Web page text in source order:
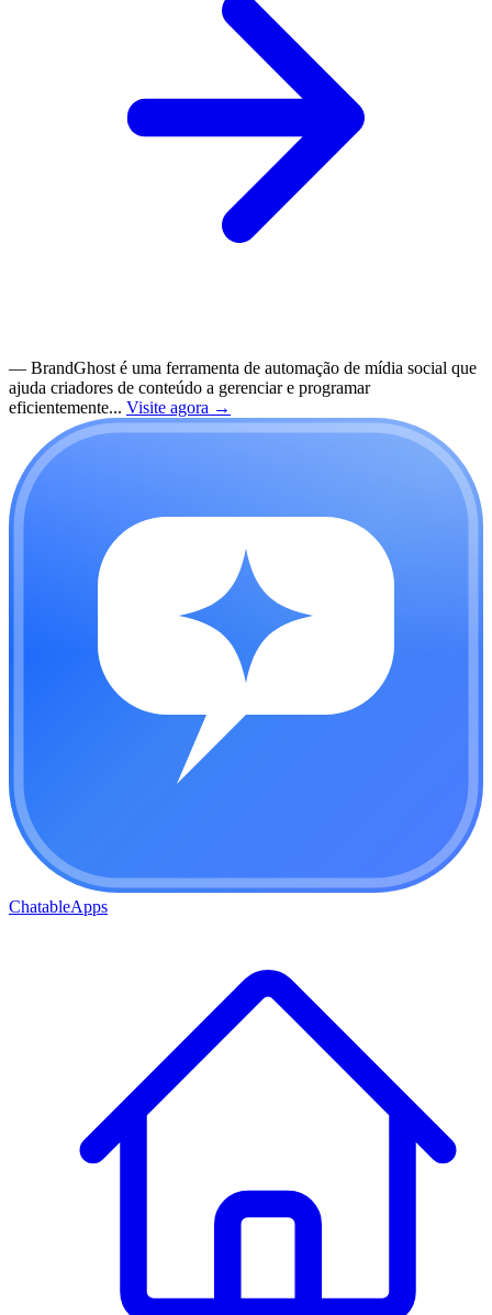
— BrandGhost é uma ferramenta de automação de mídia social que
ajuda criadores de conteúdo a gerenciar e programar
eficientemente... Visite agora →
ChatableApps